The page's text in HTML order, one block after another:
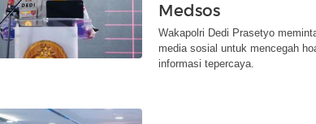
Medsos
Wakapolri Dedi Prasetyo
media sosial untuk mencegah
informasi tepercaya.